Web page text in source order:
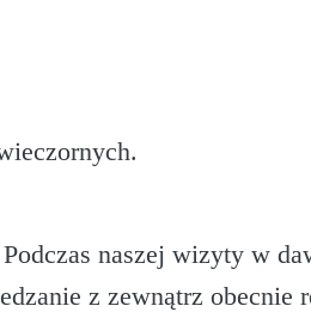
naszej wizyty w
z zewnątrz obecnie